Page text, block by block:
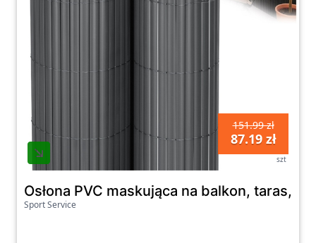
151.99 zł
87.19 zł
szt
Osłona PVC maskująca na balkon, taras,
Sport Service